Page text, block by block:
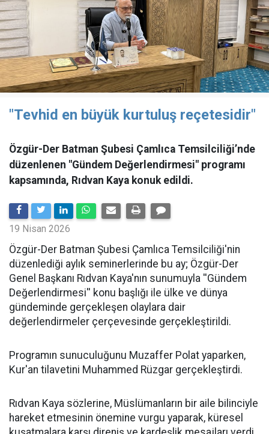
"Tevhid en büyük kurtuluş reçetesidir"
Özgür-Der Batman Şubesi Çamlıca Temsilciliği’nde
düzenlenen "Gündem Değerlendirmesi" programı
kapsamında, Rıdvan Kaya konuk edildi.
19 Nisan 2026
​Özgür-Der Batman Şubesi Çamlıca Temsilciliği'nin
düzenlediği aylık seminerlerinde bu ay; Özgür-Der
Genel Başkanı Rıdvan Kaya'nın sunumuyla ''Gündem
Değerlendirmesi'' konu başlığı ile ülke ve dünya
gündeminde gerçekleşen olaylara dair
değerlendirmeler çerçevesinde gerçekleştirildi.
Programın sunuculuğunu Muzaffer Polat yaparken,
Kur'an tilavetini Muhammed Rüzgar gerçekleştirdi.
Rıdvan Kaya sözlerine, Müslümanların bir aile bilinciyle
hareket etmesinin önemine vurgu yaparak, küresel